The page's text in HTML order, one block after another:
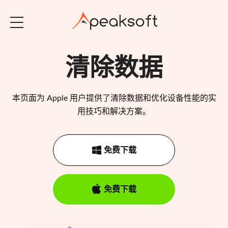
清除数据
本页面为 Apple 用户提供了清除数据和优化设备性能的实
用技巧和解决方案。
免费下载
免费下载